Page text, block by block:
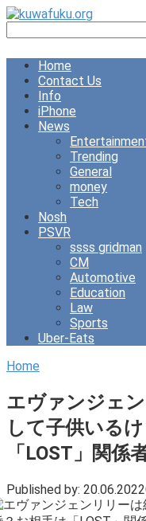
Skip
content
Home
Contact Us
Info
iPhone
News
Trending
General
money
Tech
Nosh
PSVR
ssss gridman
CM
Automotive
Education
Law
Sports
Uber-Eats
Home
エヴァンジェ
して子供いる
「LOST」関係
Published by: 20.06.2022